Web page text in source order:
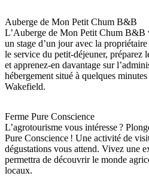
Auberge de Mon Petit Chum B&B
L’Auberge de Mon Petit Chum B&B
un stage d’un jour avec la
le service du petit-déjeuner, préparez
et apprenez-en davantage sur
hébergement situé à quelques
Wakefield.
Ferme Pure Conscience
L’agrotourisme vous intéresse ?
Pure Conscience ! Une activité de
dégustations vous attend. Vivez une
permettra de découvrir le monde
locaux.